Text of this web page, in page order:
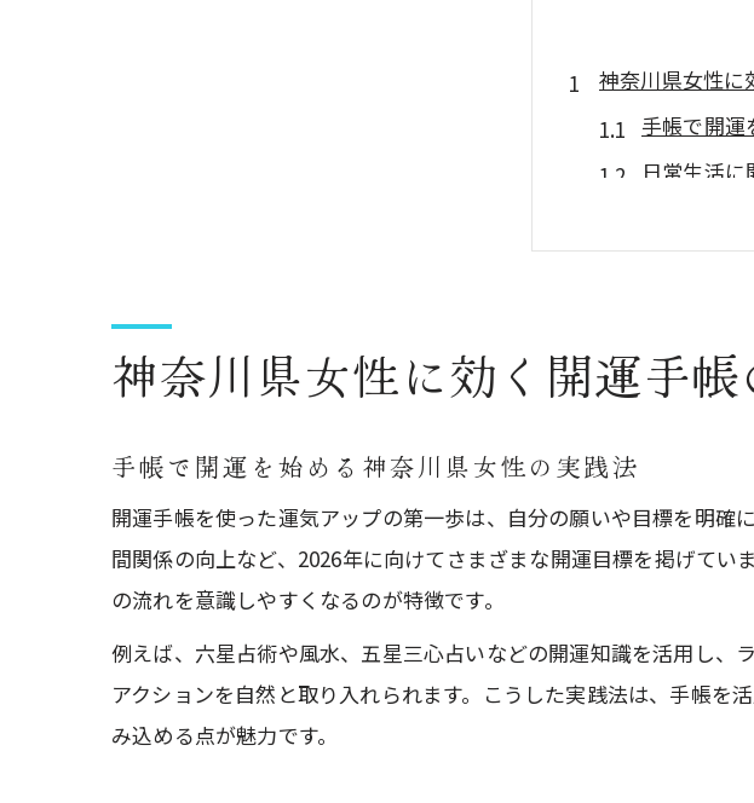
神奈川県女性に
手帳で開運
日常生活
開運を意
日常を変える開
開運手帳
日々の予
開運手帳
神奈川県女性に効く開運手
手帳で開運を始める神奈川県女性の実践法
開運手帳を使った運気アップの第一歩は、自分の願いや目標を明
間関係の向上など、2026年に向けてさまざまな開運目標を掲げて
の流れを意識しやすくなるのが特徴です。
例えば、六星占術や風水、五星三心占いなどの開運知識を活用し、
アクションを自然と取り入れられます。こうした実践法は、手帳を
み込める点が魅力です。